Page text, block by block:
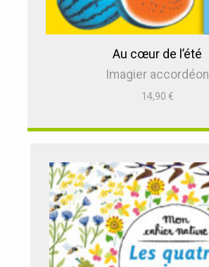
Au cœur de l’été
Imagier accordéon
14,90 €